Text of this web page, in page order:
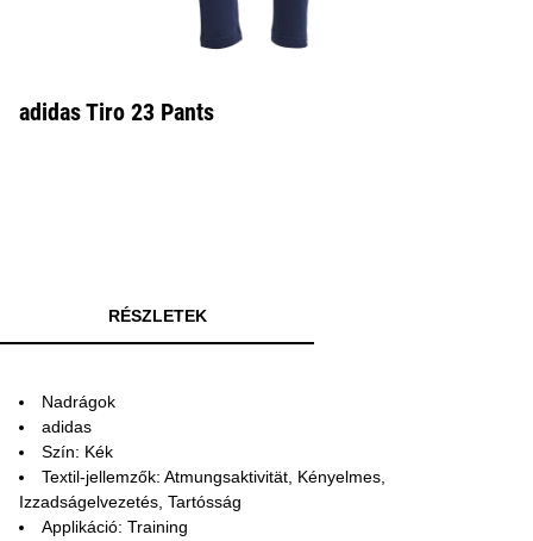
adidas Tiro 23 Pants
RÉSZLETEK
Nadrágok
adidas
Szín: Kék
Textil-jellemzők: Atmungsaktivität, Kényelmes,
Izzadságelvezetés, Tartósság
Applikáció: Training